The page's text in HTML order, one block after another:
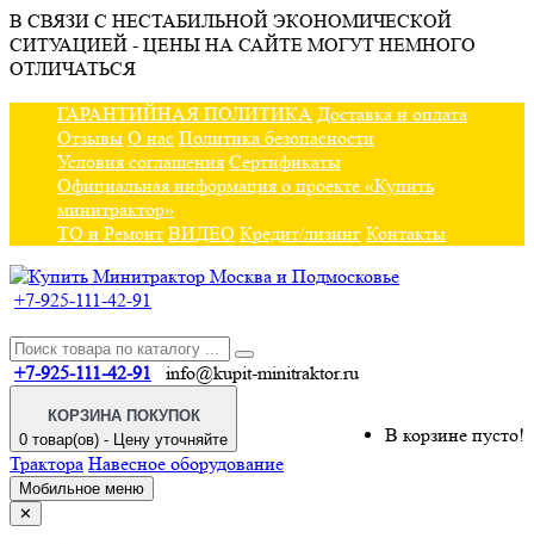
В СВЯЗИ С НЕСТАБИЛЬНОЙ ЭКОНОМИЧЕСКОЙ
СИТУАЦИЕЙ - ЦЕНЫ НА САЙТЕ МОГУТ НЕМНОГО
ОТЛИЧАТЬСЯ
ГАРАНТИЙНАЯ ПОЛИТИКА Доставка и оплата
Отзывы О нас Политика безопасности
Условия соглашения Сертификаты
Официальная информация о проекте «Купить
минитрактор»
ТО и Ремонт ВИДЕО Кредит/лизинг Контакты
+7-925-111-42-91
+7-925-111-42-91 info@kupit-minitraktor.ru
КОРЗИНА ПОКУПОК
0 товар(ов) - Цену уточняйте
В корзине пусто!
Трактора Навесное оборудование
Мобильное меню
✕